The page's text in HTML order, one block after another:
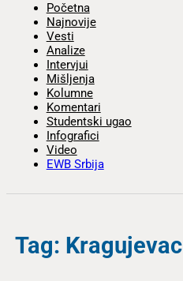
Početna
Najnovije
Vesti
Analize
Intervjui
Mišljenja
Kolumne
Komentari
Studentski ugao
Infografici
Video
EWB Srbija
Tag: Kragujevac